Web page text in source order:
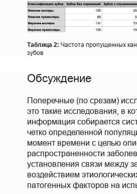
Таблица 2: Частота пропущенных
зубов
Обсуждение
Поперечные (по срезам)
это такие исследования, в
информация собирается
четко определенной
момент времени с целью
распространенности
установления связи между
воздействием
патогенных факторов на